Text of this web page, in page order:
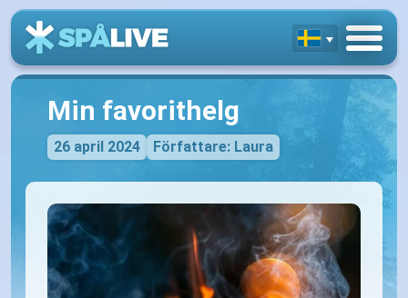
Min favorithelg
26 april 2024 Författare: Laura